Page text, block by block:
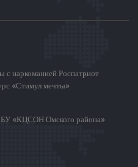
наркоманией Роспатриот
«Стимул мечты»
БУ «КЦСОН Омского района»